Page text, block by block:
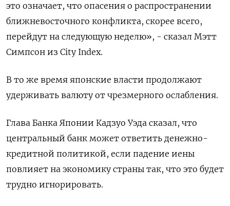
это означает, что опасения о распространении
ближневосточного конфликта, скорее всего,
перейдут на следующую неделю», - сказал Мэтт
Симпсон из City Index.
В то же время японские власти продолжают
удерживать валюту от чрезмерного ослабления.
Глава Банка Японии Кадзуо Уэда сказал, что
центральный банк может ответить денежно-
кредитной политикой, если падение иены
повлияет на экономику страны так, что это будет
трудно игнорировать.